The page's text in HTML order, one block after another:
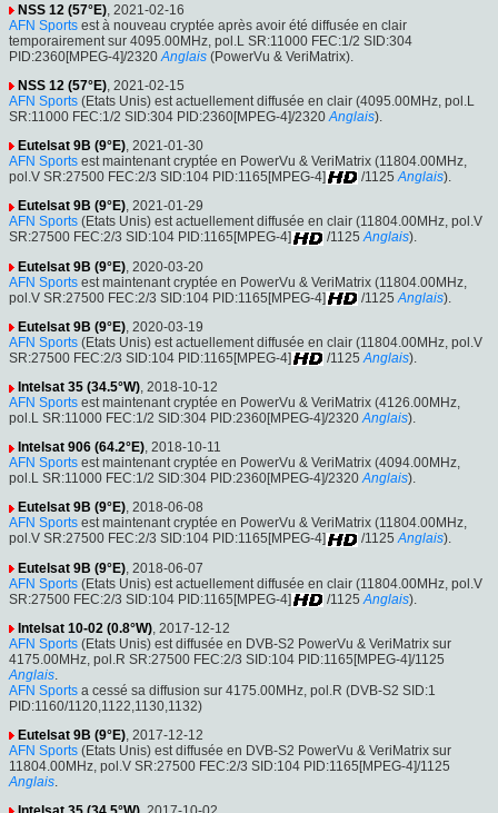
NSS 12 (57°E), 2021-02-16
AFN Sports est à nouveau cryptée après avoir été diffusée en clair
temporairement sur 4095.00MHz, pol.L SR:11000 FEC:1/2 SID:304
PID:2360[MPEG-4]/2320 Anglais (PowerVu & VeriMatrix).
NSS 12 (57°E), 2021-02-15
AFN Sports (Etats Unis) est actuellement diffusée en clair (4095.00MHz, pol.L
SR:11000 FEC:1/2 SID:304 PID:2360[MPEG-4]/2320 Anglais).
Eutelsat 9B (9°E), 2021-01-30
AFN Sports est maintenant cryptée en PowerVu & VeriMatrix (11804.00MHz,
pol.V SR:27500 FEC:2/3 SID:104 PID:1165[MPEG-4]
/1125 Anglais).
Eutelsat 9B (9°E), 2021-01-29
AFN Sports (Etats Unis) est actuellement diffusée en clair (11804.00MHz, pol.V
SR:27500 FEC:2/3 SID:104 PID:1165[MPEG-4]
/1125 Anglais).
Eutelsat 9B (9°E) , 2020-03-20
AFN Sports est maintenant cryptée en PowerVu & VeriMatrix (11804.00MHz,
pol.V SR:27500 FEC:2/3 SID:104 PID:1165[MPEG-4]
/1125 Anglais).
Eutelsat 9B (9°E), 2020-03-19
AFN Sports (Etats Unis) est actuellement diffusée en clair (11804.00MHz, pol.V
SR:27500 FEC:2/3 SID:104 PID:1165[MPEG-4]
/1125 Anglais).
Intelsat 35 (34.5°W), 2018-10-12
AFN Sports est maintenant cryptée en PowerVu & VeriMatrix (4126.00MHz,
pol.L SR:11000 FEC:1/2 SID:304 PID:2360[MPEG-4]/2320 Anglais).
Intelsat 906 (64.2°E), 2018-10-11
AFN Sports est maintenant cryptée en PowerVu & VeriMatrix (4094.00MHz,
pol.L SR:11000 FEC:1/2 SID:304 PID:2360[MPEG-4]/2320 Anglais).
Eutelsat 9B (9°E), 2018-06-08
AFN Sports est maintenant cryptée en PowerVu & VeriMatrix (11804.00MHz,
pol.V SR:27500 FEC:2/3 SID:104 PID:1165[MPEG-4]
/1125 Anglais).
Eutelsat 9B (9°E) , 2018-06-07
AFN Sports (Etats Unis) est actuellement diffusée en clair (11804.00MHz, pol.V
SR:27500 FEC:2/3 SID:104 PID:1165[MPEG-4]
/1125 Anglais).
Intelsat 10-02 (0.8°W), 2017-12-12
AFN Sports (Etats Unis) est diffusée en DVB-S2 PowerVu & VeriMatrix sur
4175.00MHz, pol.R SR:27500 FEC:2/3 SID:104 PID:1165[MPEG-4]/1125
Anglais.
AFN Sports a cessé sa diffusion sur 4175.00MHz, pol.R (DVB-S2 SID:1
PID:1160/1120,1122,1130,1132)
Eutelsat 9B (9°E), 2017-12-12
AFN Sports (Etats Unis) est diffusée en DVB-S2 PowerVu & VeriMatrix sur
11804.00MHz, pol.V SR:27500 FEC:2/3 SID:104 PID:1165[MPEG-4]/1125
Anglais.